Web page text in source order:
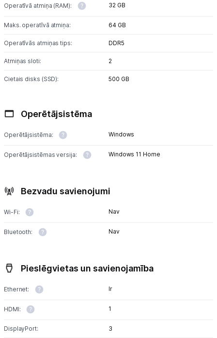
Operatīvā atmiņa (RAM): 32 GB
Maks. operatīvā atmiņa: 64 GB
Operatīvās atmiņas tips: DDR5
Atmiņas sloti: 2
Cietais disks (SSD): 500 GB
Operētājsistēma
Operētājsistēma: Windows
Operētājsistēmas versija: Windows 11 Home
Bezvadu savienojumi
Wi-Fi: Nav
Bluetooth: Nav
Pieslēgvietas un savienojamība
Ethernet: Ir
HDMI: 1
DisplayPort: 3